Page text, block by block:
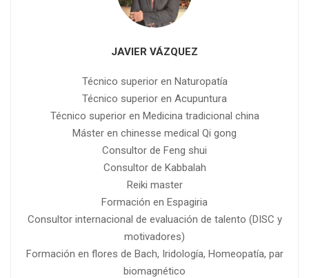
JAVIER VÁZQUEZ
Técnico superior en Naturopatía
Técnico superior en Acupuntura
Técnico superior en Medicina tradicional china
Máster en chinesse medical Qi gong
Consultor de Feng shui
Consultor de Kabbalah
Reiki master
Formación en Espagiria
Consultor internacional de evaluación de talento (DISC y
motivadores)
Formación en flores de Bach, Iridología, Homeopatía, par
biomagnético